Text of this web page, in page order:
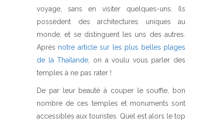
voyage, sans en visiter quelques-uns. Ils
possèdent des architectures uniques au
monde, et se distinguent les uns des autres.
Après notre article sur les plus belles plages
de la Thaïlande , on a voulu vous parler des
temples à ne pas rater !
De par leur beauté à couper le souffle, bon
nombre de ces temples et monuments sont
accessibles aux touristes. Quel est alors le top